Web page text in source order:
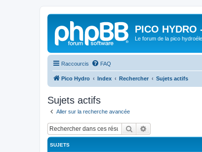
PICO
Le forum de la pico
Raccourcis FAQ
Pico Hydro Index Rechercher Sujets actifs
Sujets actifs
Aller sur la recherche avancée
Rechercher
SUJETS